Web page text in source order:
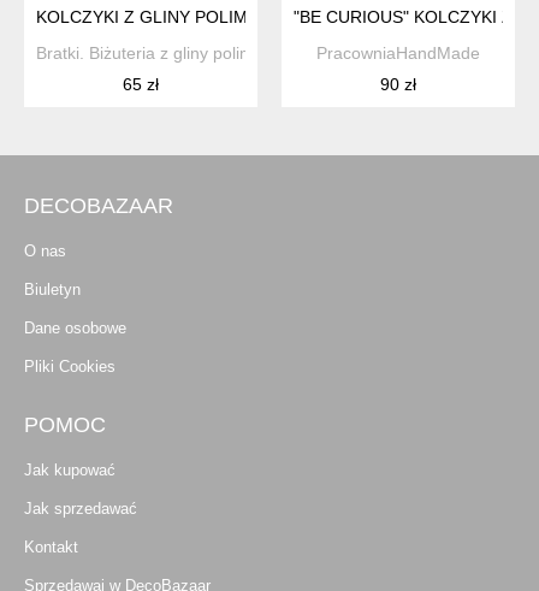
KOLCZYKI Z GLINY POLIMEROWEJ 3W1 Z KWIATKIEM
Bratki. Biżuteria z gliny polimerowej
65 zł
"BE CURIOUS" KOLCZYKI Z
PracowniaHandMade
90 zł
DECOBAZAAR
O nas
Biuletyn
Dane osobowe
Pliki Cookies
POMOC
Jak kupować
Jak sprzedawać
Kontakt
Sprzedawaj w DecoBazaar